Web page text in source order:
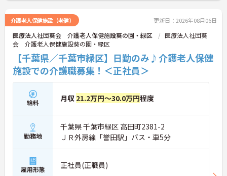
介護老人保健施設（老健） 更新日：2026年08月06日
医療法人社団葵会 介護老人保健施設葵の園・緑区
医療法人社団葵
会 介護老人保健施設葵の園・緑区
【千葉県／千葉市緑区】日勤のみ♪介護老人保健
施設での介護職募集！＜正社員＞
給料 月収 21.2万円～30.0万円程度
勤務地
千葉県 千葉市緑区 高田町2381-2
ＪＲ外房線「誉田駅」バス・車5分
雇用形態 正社員(正職員)